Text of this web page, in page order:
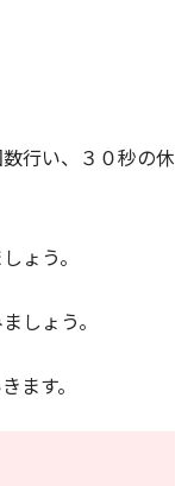
行い、３０秒の休
ょう。
しょう。
ます。